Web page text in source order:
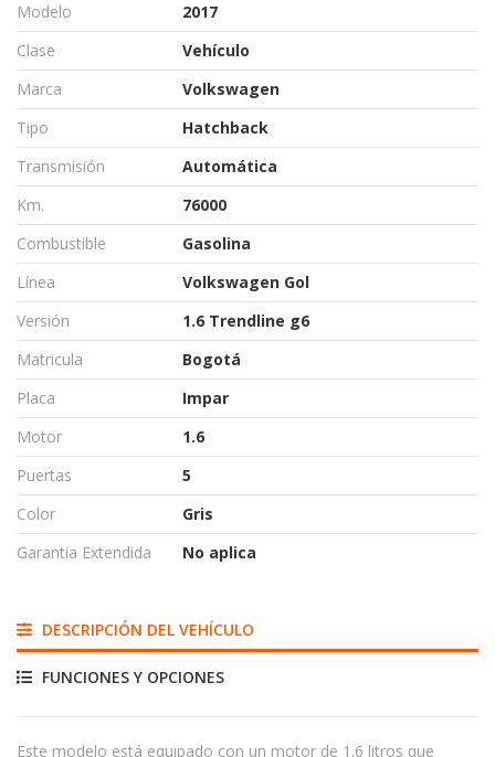
Modelo
2017
Clase
Vehículo
Marca
Volkswagen
Tipo
Hatchback
Transmisión
Automática
Km.
76000
Combustible
Gasolina
Línea
Volkswagen Gol
Versión
1.6 Trendline g6
Matricula
Bogotá
Placa
Impar
Motor
1.6
Puertas
5
Color
Gris
Garantia Extendida
No aplica
DESCRIPCIÓN DEL VEHÍCULO
FUNCIONES Y OPCIONES
Este modelo está equipado con un motor de 1.6 litros que